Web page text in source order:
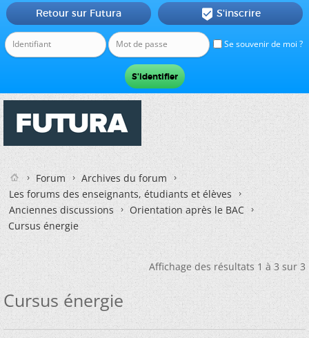
Se souvenir de moi ?
Retour sur Futura  S'inscrire
Forum
Archives du forum
Les forums des enseignants, étudiants et élèves
Anciennes discussions
Orientation après le BAC
Cursus énergie
Affichage des résultats 1 à 3 sur 3
Cursus énergie